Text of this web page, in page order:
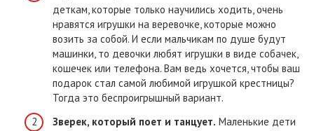
деткам, которые только научились ходить, очень
нравятся игрушки на веревочке, которые можно
возить за собой. И если мальчикам по душе будут
машинки, то девочки любят игрушки в виде собачек,
кошечек или телефона. Вам ведь хочется, чтобы ваш
подарок стал самой любимой игрушкой крестницы?
Тогда это беспроигрышный вариант.
Зверек, который поет и танцует. Маленькие дети